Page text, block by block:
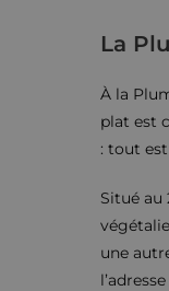
La
À la
plat est
: tout
Situé au
une